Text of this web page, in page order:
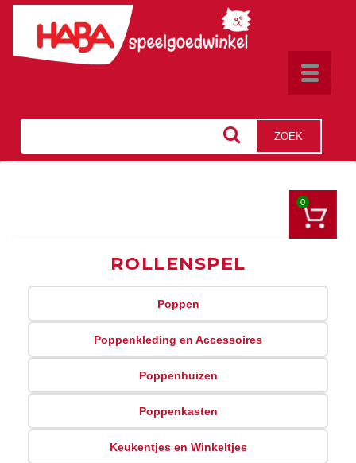
Toggle
ZOEK
0
ROLLENSPEL
Poppen
Poppenkleding en Accessoires
Poppenhuizen
Poppenkasten
Keukentjes en Winkeltjes